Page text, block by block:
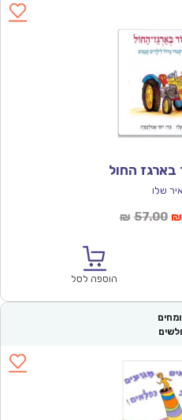
בארגז החול
שלו
₪ 57.00 ₪
הוספה לסל